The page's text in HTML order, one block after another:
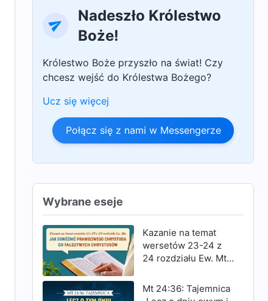
Nadeszło Królestwo
Boże!
Królestwo Boże przyszło na świat! Czy
chcesz wejść do Królestwa Bożego?
Ucz się więcej
Połącz się z nami w Messengerze
Wybrane eseje
Kazanie na temat
wersetów 23-24 z
24 rozdziału Ew. Mt:
prawdziwego
Chrystusa od
Mt 24:36: Tajemnica